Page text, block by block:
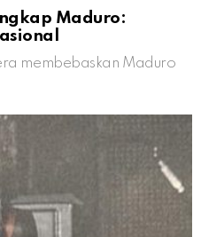
Maduro:
membebaskan Maduro